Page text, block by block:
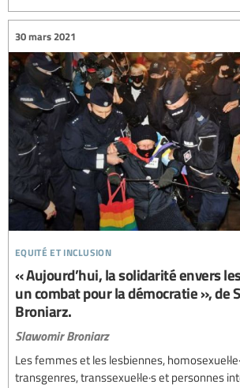
equité et inclusion
30 mars 2021
« Aujourd’hui, la solidarité envers
un combat pour la démocratie », de
Broniarz.
Slawomir Broniarz
Les femmes et les lesbiennes,
transgenres, transsexuel·le·s et personnes